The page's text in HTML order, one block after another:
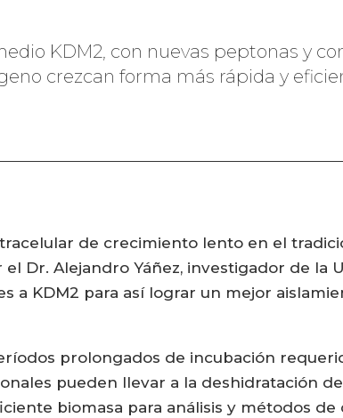
KDM2, con nuevas peptonas y
crezcan forma más rápida y
de crecimiento lento en el
Dr. Alejandro Yáñez, investigador de la
a KDM2 para así lograr un mejor
prolongados de incubación
pueden llevar a la deshidratación
biomasa para análisis y métodos de